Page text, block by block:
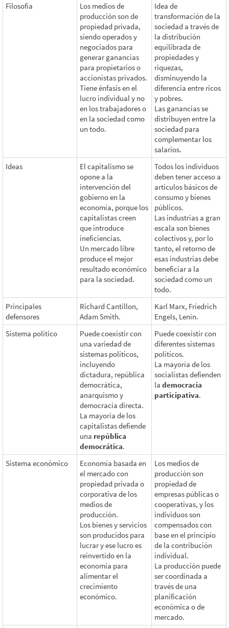
Filosofía
Los medios de
producción son de
propiedad privada,
siendo operados y
negociados para
generar ganancias
para propietarios o
accionistas privados.
Tiene énfasis en el
lucro individual y no
en los trabajadores o
en la sociedad como
un todo.
Idea de
transformación de la
sociedad a través de
la distribución
equilibrada de
propiedades y
riquezas,
disminuyendo la
diferencia entre ricos
y pobres.
Las ganancias se
distribuyen entre la
sociedad para
complementar los
salarios.
Ideas
El capitalismo se
opone a la
intervención del
gobierno en la
economía, porque los
capitalistas creen
que introduce
ineficiencias.
Un mercado libre
produce el mejor
resultado económico
para la sociedad.
Todos los individuos
deben tener acceso a
artículos básicos de
consumo y bienes
públicos.
Las industrias a gran
escala son bienes
colectivos y, por lo
tanto, el retorno de
esas industrias debe
beneficiar a la
sociedad como un
todo.
Principales
defensores
Richard Cantillon,
Adam Smith.
Karl Marx, Friedrich
Engels, Lenin.
Sistema político
Puede coexistir con
una variedad de
sistemas políticos,
incluyendo
dictadura, república
democrática,
anarquismo y
democracia directa.
La mayoría de los
capitalistas defiende
una república
democrática.
Puede coexistir con
diferentes sistemas
políticos.
La mayoría de los
socialistas defienden
la democracia
participativa.
Sistema económico
Economía basada en
el mercado con
propiedad privada o
corporativa de los
medios de
producción.
Los bienes y servicios
son producidos para
lucrar y ese lucro es
reinvertido en la
economía para
alimentar el
crecimiento
económico.
Los medios de
producción son
propiedad de
empresas públicas o
cooperativas, y los
individuos son
compensados con
base en el principio
de la contribución
individual.
La producción puede
ser coordinada a
través de una
planificación
económica o de
mercado.